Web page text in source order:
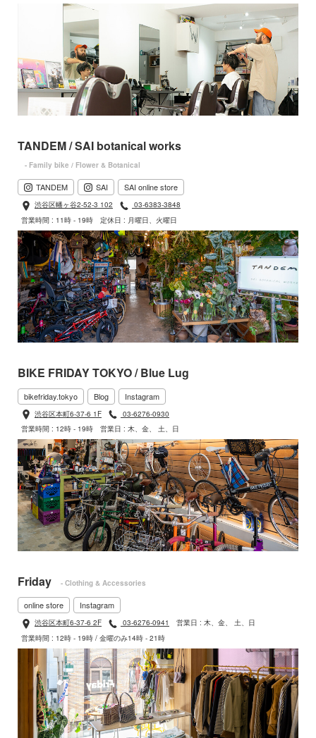
TANDEM / SAI botanical works
- Family bike / Flower & Botanical
TANDEM SAI SAI online store
渋谷区幡ヶ谷2-52-3 102
03-6383-3848
営業時間 : 11時 - 19時
定休日 : 月曜日、火曜日
BIKE FRIDAY TOKYO / Blue Lug
bikefriday.tokyo Blog Instagram
渋谷区本町6-37-6 1F
03-6276-0930
営業時間 : 12時 - 19時
営業日 : 木、金、 土、日
Friday - Clothing & Accessories
online store Instagram
渋谷区本町6-37-6 2F 03-6276-0941
営業日 : 木、金、 土、日
営業時間 : 12時 - 19時 / 金曜のみ14時 - 21時